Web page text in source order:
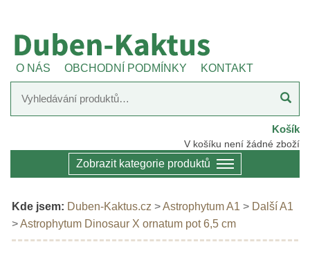
O NÁS OBCHODNÍ PODMÍNKY KONTAKT
Košík
V košíku není žádné zboží
Zobrazit kategorie produktů
Kde jsem: Duben-Kaktus.cz >Astrophytum A1 > Další A1
>Astrophytum Dinosaur X ornatum pot 6,5 cm